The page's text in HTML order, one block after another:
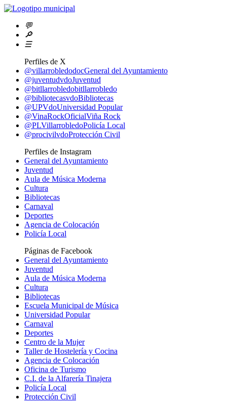
💬
🔎
☰
Perfiles de X
@villarrobledodocGeneral del Ayuntamiento
@juventudvdoJuventud
@bitllarrobledobitllarrobledo
@bibliotecasvdoBibliotecas
@UPVdoUniversidad Popular
@VinaRockOficialViña Rock
@PLVillarrobledoPolicía Local
@procivilvdoProtección Civil
Perfiles de Instagram
General del Ayuntamiento
Juventud
Aula de Música Moderna
Cultura
Bibliotecas
Carnaval
Deportes
Agencia de Colocación
Policía Local
Páginas de Facebook
General del Ayuntamiento
Juventud
Aula de Música Moderna
Cultura
Bibliotecas
Escuela Municipal de Música
Universidad Popular
Carnaval
Deportes
Centro de la Mujer
Taller de Hostelería y Cocina
Agencia de Colocación
Oficina de Turismo
C.I. de la Alfarería Tinajera
Policía Local
Protección Civil